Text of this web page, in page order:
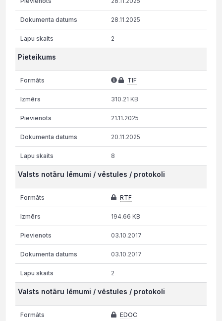
28.11.2025
2
Pieteikums
TIF
310.21 KB
21.11.2025
20.11.2025
8
Valsts notāru lēmumi / vēstules / protokoli
RTF
194.66 KB
03.10.2017
03.10.2017
2
Valsts notāru lēmumi / vēstules / protokoli
EDOC